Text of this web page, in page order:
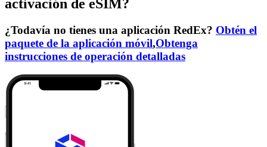
activación de eSIM?
¿Todavía no tienes una aplicación RedEx? Obtén el
paquete de la aplicación móvil,Obtenga
instrucciones de operación detalladas